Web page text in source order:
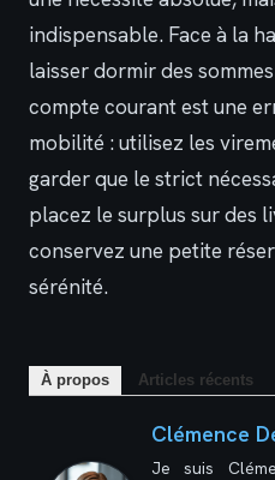
indispensable. Face à la
laisser dormir des
compte courant est une
mobilité : utilisez les
garder que le strict
placez le surplus sur des
conservez une petite
sérénité.
À propos Articles récents
Clémence
Je suis